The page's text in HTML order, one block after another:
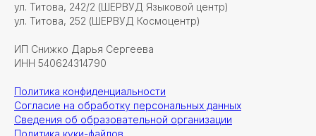
ул. Титова, 242/2 (ШЕРВУД Языковой центр)
ул. Титова, 252 (ШЕРВУД Космоцентр)
ИП Снижко Дарья Сергеева
ИНН 540624314790
Политика конфиденциальности
Согласие на обработку персональных данных
Сведения об образовательной организации
Политика куки-файлов